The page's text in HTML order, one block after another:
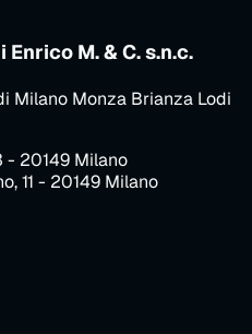
M. & C. s.n.c.
Milano Monza Brianza Lodi
- 20149 Milano
11 - 20149 Milano